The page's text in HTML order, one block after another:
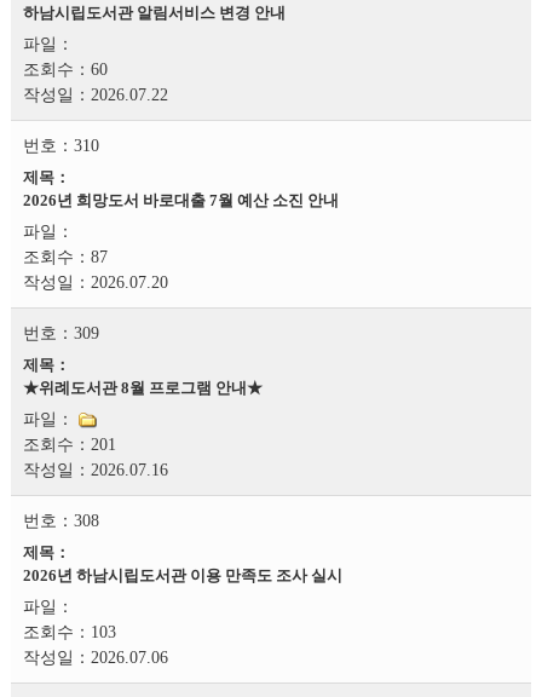
하남시립도서관 알림서비스 변경 안내
60
2026.07.22
310
2026년 희망도서 바로대출 7월 예산 소진 안내
87
2026.07.20
309
★위례도서관 8월 프로그램 안내★
201
2026.07.16
308
2026년 하남시립도서관 이용 만족도 조사 실시
103
2026.07.06